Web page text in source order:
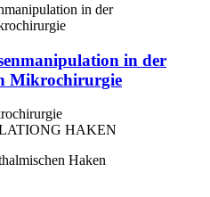
in der
Mikrochirurgie
HAKEN
Haken